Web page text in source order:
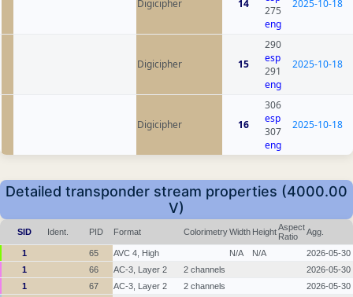
Digicipher 14
275
eng
2025-10-18
Digicipher 15
290
esp
291
eng
2025-10-18
Digicipher 16
306
esp
307
eng
2025-10-18
Detailed transponder stream properties (4000.00
V)
SID Ident. PID Format ColorimetryWidth HeightAspect
Ratio
Agg.
1 65 AVC 4, High N/A N/A
2026-05-30
1
66 AC-3, Layer 2 2 channels
2026-05-30
1
67 AC-3, Layer 2 2 channels
2026-05-30